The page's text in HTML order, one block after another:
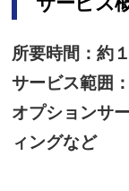
所要時間：約
サービス範囲
オプションサ
ィングなど